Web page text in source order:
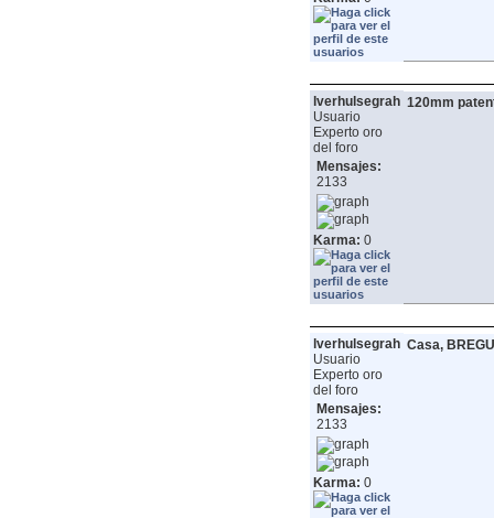
lverhulsegrah
Usuario
Experto oro
del foro
Mensajes:
2133
Karma: 0
120mm
lverhulsegrah
Usuario
Experto oro
del foro
Mensajes:
2133
Karma: 0
Casa,